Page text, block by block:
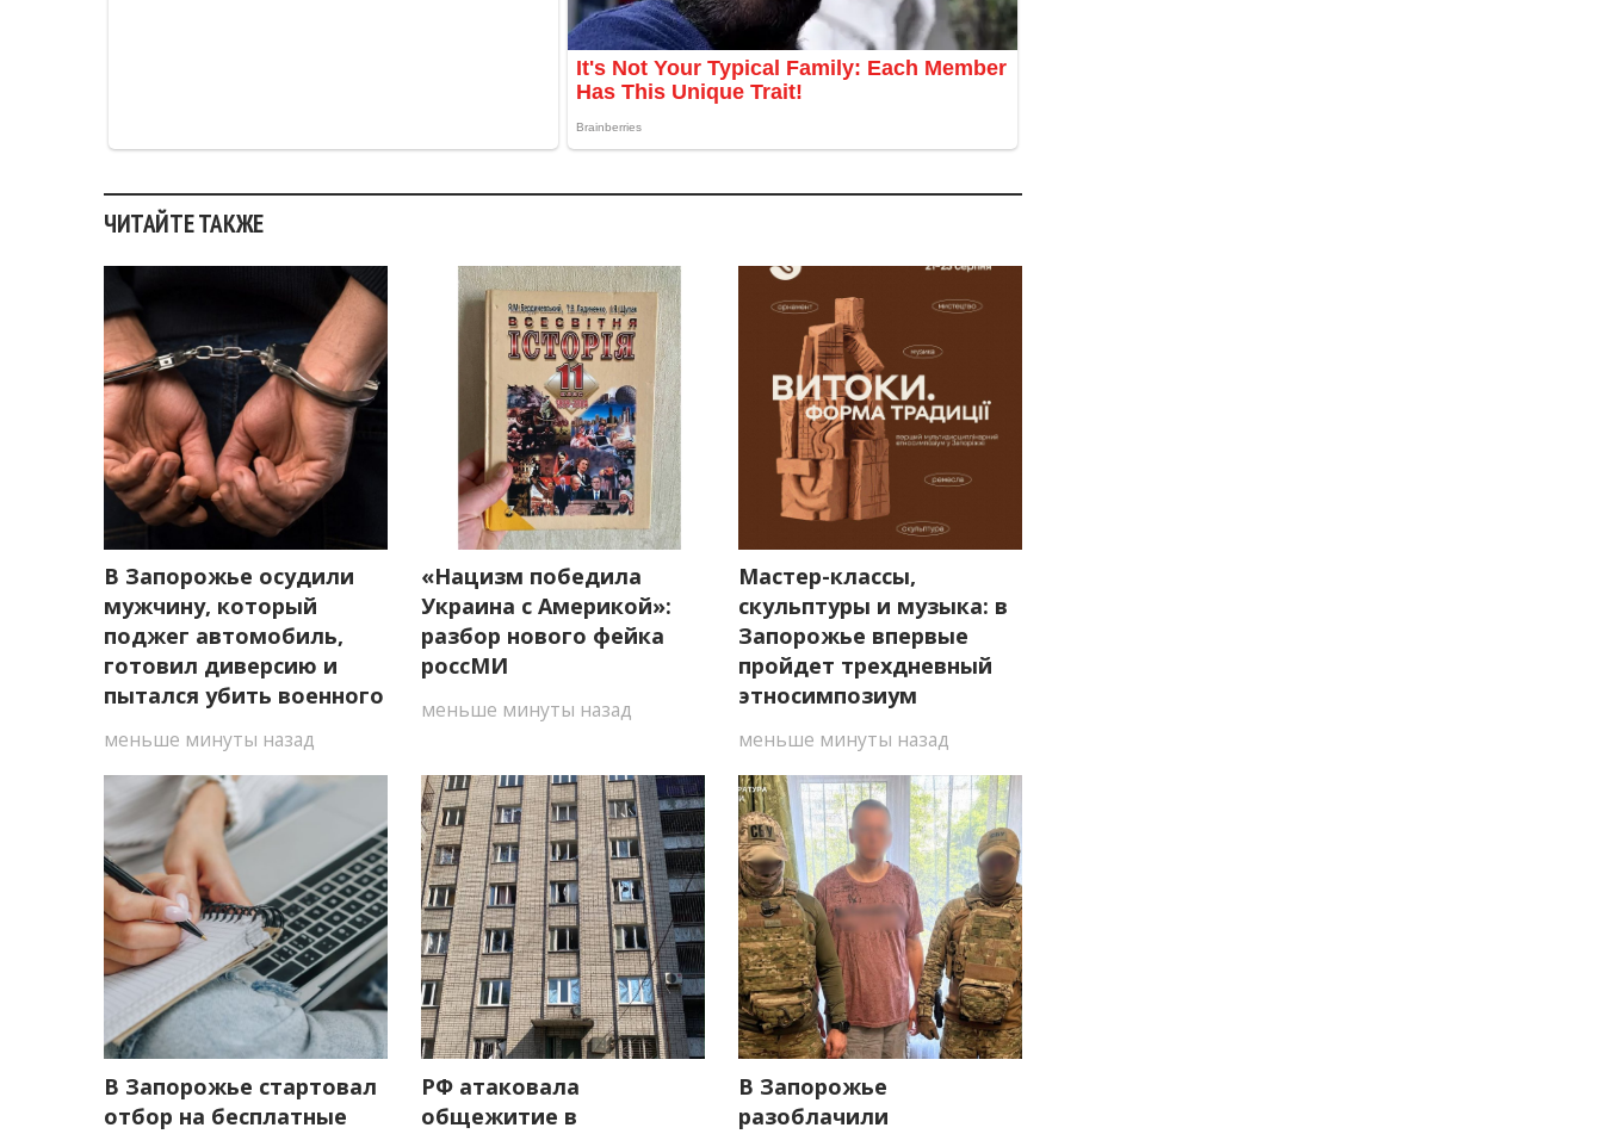
ЧИТАЙТЕ ТАКЖЕ
В Запорожье осудили
мужчину, который
поджег автомобиль,
готовил диверсию и
пытался убить военного
меньше минуты назад
«Нацизм победила
Украина с Америкой»:
разбор нового фейка
россМИ
меньше минуты назад
Мастер-классы,
скульптуры и музыка: в
Запорожье впервые
пройдет трехдневный
этносимпозиум
меньше минуты назад
В Запорожье стартовал
отбор на бесплатные
РФ атаковала
общежитие в
В Запорожье
разоблачили